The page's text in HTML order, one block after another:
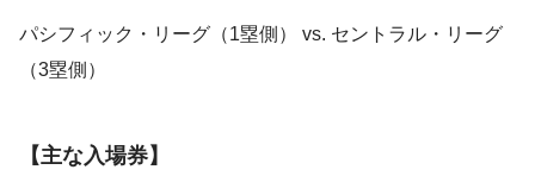
パシフィック・リーグ（1塁側） vs. セントラル・リーグ
（3塁側）
【主な入場券】